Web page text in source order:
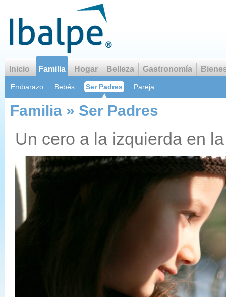
Inicio Familia Hogar Belleza Gastronomía
Embarazo Bebés Ser Padres Pareja
Familia » Ser Padres
Un cero a la izquierda en